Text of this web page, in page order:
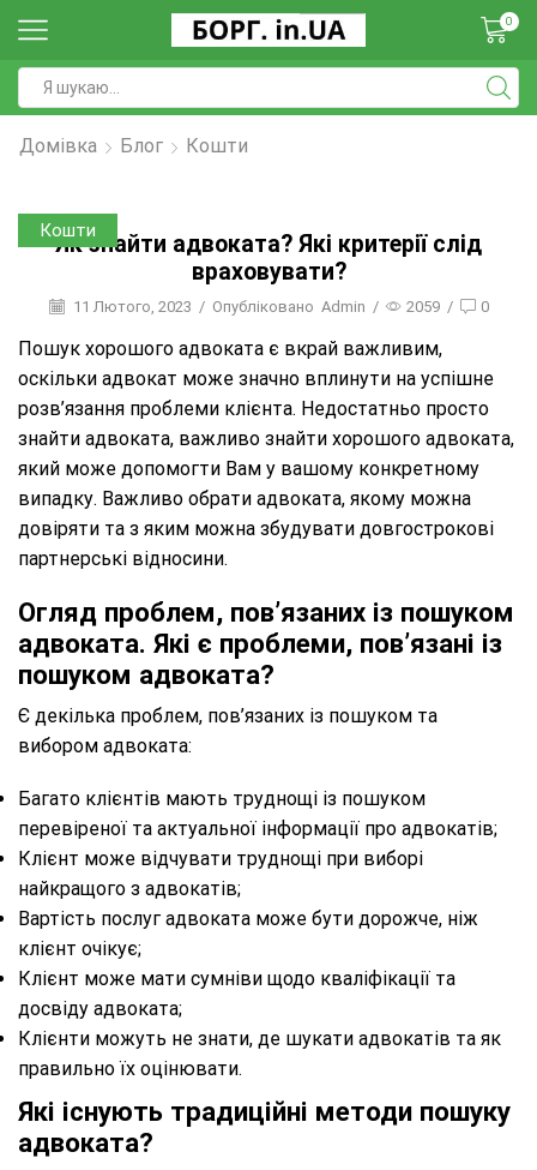
0
Домівка Блог Кошти
Кошти
Як знайти адвоката? Які критерії слід
враховувати?
11 Лютого, 2023 / Опубліковано Admin / 2059 / 0
Пошук хорошого адвоката є вкрай важливим,
оскільки адвокат може значно вплинути на успішне
розв’язання проблеми клієнта. Недостатньо просто
знайти адвоката, важливо знайти хорошого адвоката,
який може допомогти Вам у вашому конкретному
випадку. Важливо обрати адвоката, якому можна
довіряти та з яким можна збудувати довгострокові
партнерські відносини.
Огляд проблем, пов’язаних із пошуком
адвоката. Які є проблеми, пов’язані із
пошуком адвоката?
Є декілька проблем, пов’язаних із пошуком та
вибором адвоката:
Багато клієнтів мають труднощі із пошуком
перевіреної та актуальної інформації про адвокатів;
Клієнт може відчувати труднощі при виборі
найкращого з адвокатів;
Вартість послуг адвоката може бути дорожче, ніж
клієнт очікує;
Клієнт може мати сумніви щодо кваліфікації та
досвіду адвоката;
Клієнти можуть не знати, де шукати адвокатів та як
правильно їх оцінювати.
Які існують традиційні методи пошуку
адвоката?